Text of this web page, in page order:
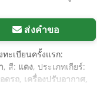
ส่งคำขอ
ทะเบียนครั้งแรก:
, สี: แดง, ประเภทเกียร์:
รถ, เครื่องปรับอากาศ,